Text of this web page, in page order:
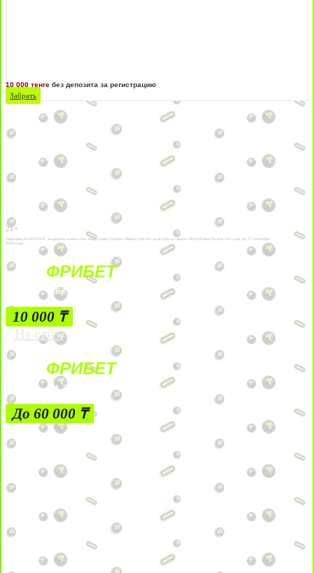
10 000 тенге без депозита за регистрацию
Забрать
21+
Лицензии №24514359, выданной комитетом индустрии туризма Министерства культуры и спорта Республики Казахстан срок до 27 сентября
2034 года.
ФРИБЕТ
БЕЗ УСЛОВИЙ
10 000 ₸
На сайт
ФРИБЕТ
ЗА ДЕПОЗИТЫ
До 60 000 ₸